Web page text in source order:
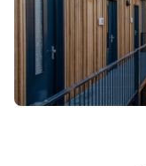
woningen voor
investeerders. De
geproduceerd van
verbindingen. Onder
flexibele grond